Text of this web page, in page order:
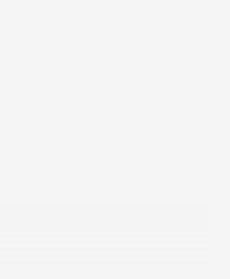
作者很清楚遊戲的哪類
當。擁有這種能力的人
驗濃縮設計出一個簡單
計模式與遊戲開發的完
蔡昇達堪稱是台灣遊戲
體業界，都很罕見。
著重在「設計模式」與
不相上下。